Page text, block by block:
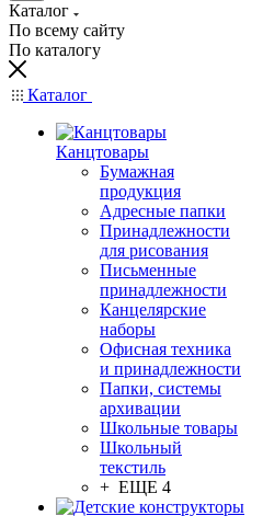
Каталог
По всему сайту
По каталогу
Каталог
Канцтовары
Бумажная
продукция
Адресные папки
Принадлежности
для рисования
Письменные
принадлежности
Канцелярские
наборы
Офисная техника
и принадлежности
Папки, системы
архивации
Школьные товары
Школьный
текстиль
+ ЕЩЕ 4